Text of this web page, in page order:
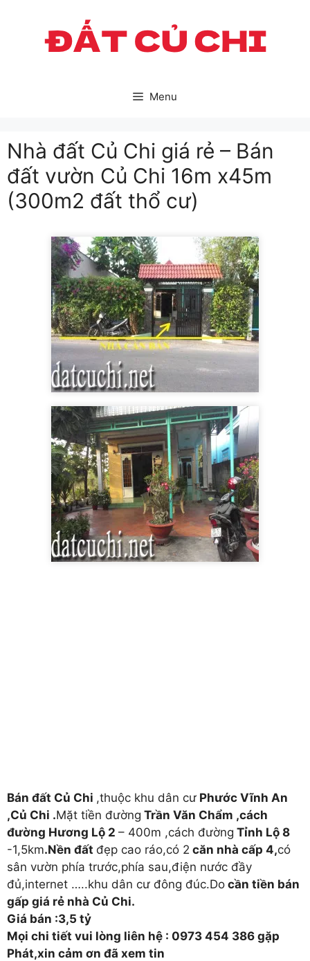
Menu
Nhà đất Củ Chi giá rẻ – Bán
đất vườn Củ Chi 16m x45m
(300m2 đất thổ cư)
Bán đất Củ Chi ,thuộc khu dân cư Phước Vĩnh An
,Củ Chi .Mặt tiền đường Trần Văn Chẩm ,cách
đường Hương Lộ 2 – 400m ,cách đường Tỉnh Lộ 8
-1,5km.Nền đất đẹp cao ráo,có 2 căn nhà cấp 4,có
sân vườn phía trước,phía sau,điện nước đầy
đủ,internet …..khu dân cư đông đúc.Do cần tiền bán
gấp giá rẻ nhà Củ Chi.
Giá bán :3,5 tỷ
Mọi chi tiết vui lòng liên hệ : 0973 454 386 gặp
Phát,xin cảm ơn đã xem tin